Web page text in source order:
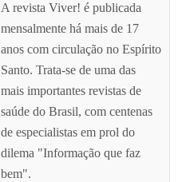
A revista Viver! é publicada
mensalmente há mais de 17
anos com circulação no Espírito
Santo. Trata-se de uma das
mais importantes revistas de
saúde do Brasil, com centenas
de especialistas em prol do
dilema "Informação que faz
bem".